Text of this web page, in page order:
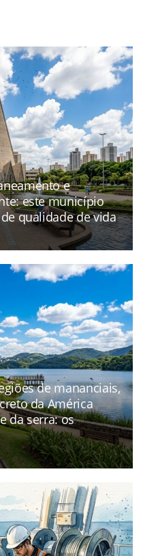
e
este município
qualidade de vida
de mananciais,
da América
da serra: os